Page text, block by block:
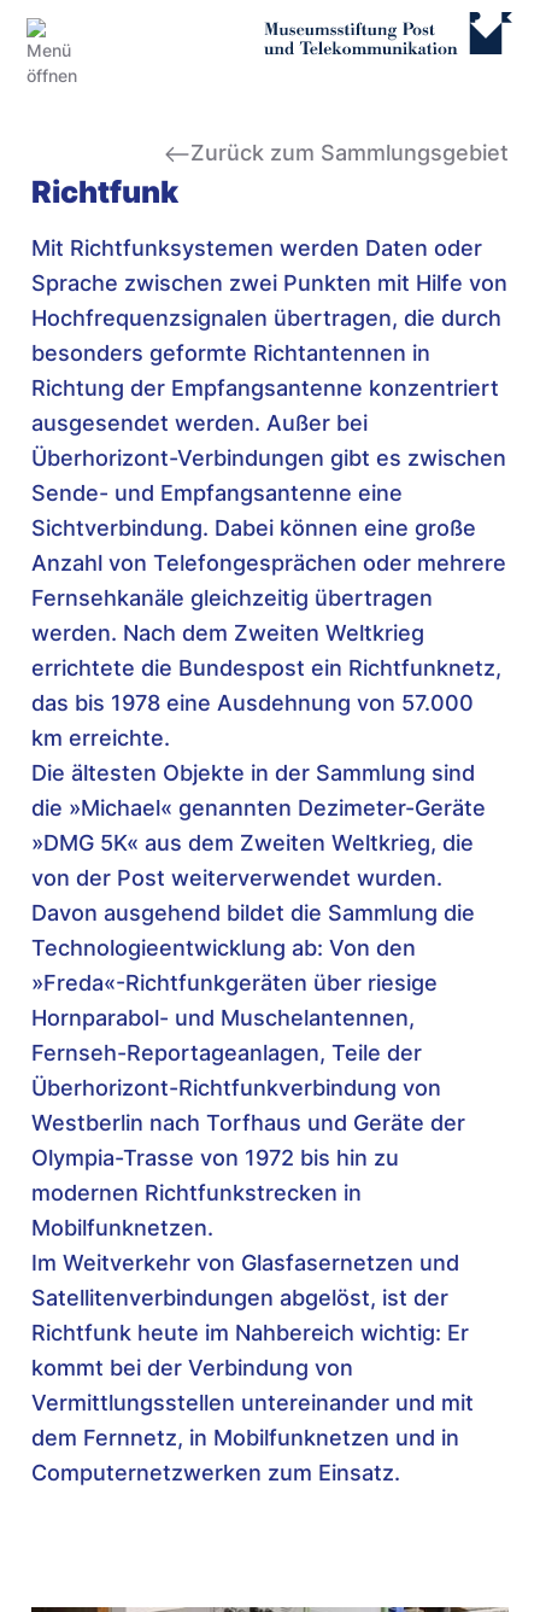
Zurück zum Sammlungsgebiet
Richtfunk
Mit Richtfunksystemen werden Daten oder
Sprache zwischen zwei Punkten mit Hilfe von
Hochfrequenzsignalen übertragen, die durch
besonders geformte Richtantennen in
Richtung der Empfangsantenne konzentriert
ausgesendet werden. Außer bei
Überhorizont-Verbindungen gibt es zwischen
Sende- und Empfangsantenne eine
Sichtverbindung. Dabei können eine große
Anzahl von Telefongesprächen oder mehrere
Fernsehkanäle gleichzeitig übertragen
werden. Nach dem Zweiten Weltkrieg
errichtete die Bundespost ein Richtfunknetz,
das bis 1978 eine Ausdehnung von 57.000
km erreichte.
Die ältesten Objekte in der Sammlung sind
die »Michael« genannten Dezimeter-Geräte
»DMG 5K« aus dem Zweiten Weltkrieg, die
von der Post weiterverwendet wurden.
Davon ausgehend bildet die Sammlung die
Technologieentwicklung ab: Von den
»Freda«-Richtfunkgeräten über riesige
Hornparabol- und Muschelantennen,
Fernseh-Reportageanlagen, Teile der
Überhorizont-Richtfunkverbindung von
Westberlin nach Torfhaus und Geräte der
Olympia-Trasse von 1972 bis hin zu
modernen Richtfunkstrecken in
Mobilfunknetzen.
Im Weitverkehr von Glasfasernetzen und
Satellitenverbindungen abgelöst, ist der
Richtfunk heute im Nahbereich wichtig: Er
kommt bei der Verbindung von
Vermittlungsstellen untereinander und mit
dem Fernnetz, in Mobilfunknetzen und in
Computernetzwerken zum Einsatz.